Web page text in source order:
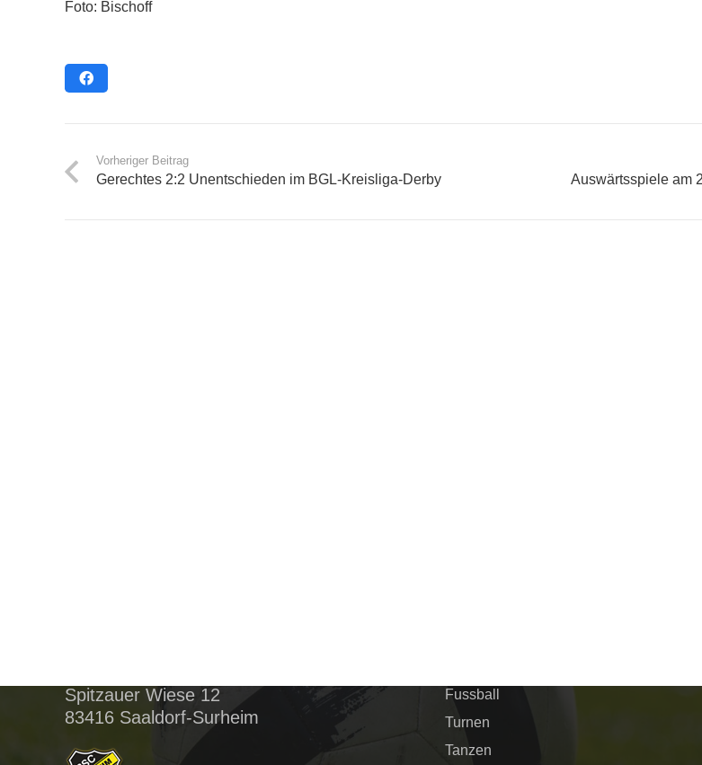
Foto: Bischoff
Vorheriger Beitrag
Gerechtes 2:2 Unentschieden im BGL-Kreisliga-Derby Auswärtsspiele am
Spitzauer Wiese 12
83416 Saaldorf-Surheim
Fussball
Turnen
Tanzen